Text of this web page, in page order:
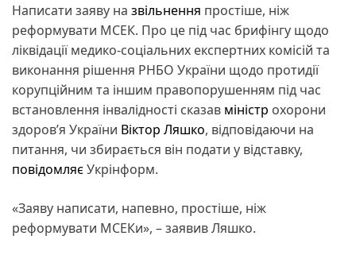
Написати заяву на звільнення простіше, ніж
реформувати МСЕК. Про це під час брифінгу щодо
ліквідації медико-соціальних експертних комісій та
виконання рішення РНБО України щодо протидії
корупційним та іншим правопорушенням під час
встановлення інвалідності сказав міністр охорони
здоров’я України Віктор Ляшко, відповідаючи на
питання, чи збирається він подати у відставку,
повідомляєУкрінформ.
«Заяву написати, напевно, простіше, ніж
реформувати МСЕКи», – заявив Ляшко.